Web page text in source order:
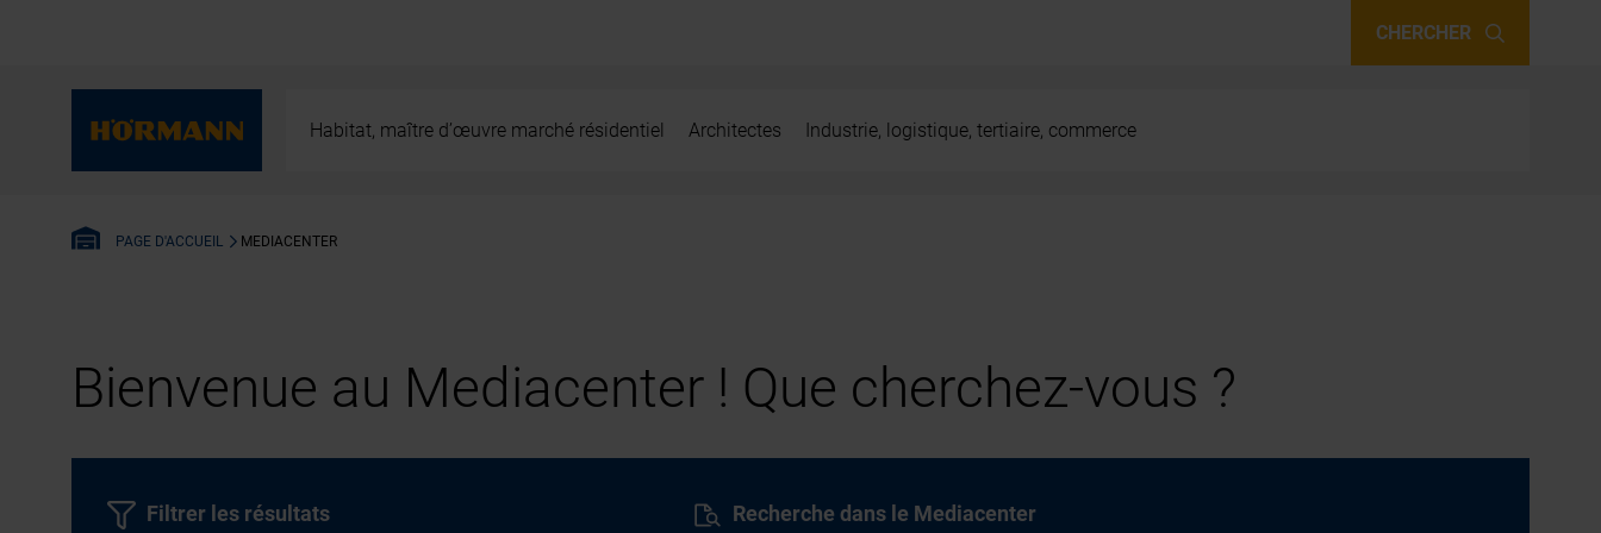
CHERCHER
Habitat, maître d’œuvre marché résidentiel Architectes Industrie, logistique, tertiaire, commerce
PAGE D'ACCUEIL MEDIACENTER
Bienvenue au Mediacenter ! Que cherchez-vous ?
Recherche dans le Mediacenter
Filtrer les résultats